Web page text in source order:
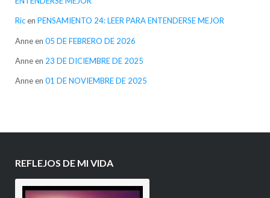
Ricen PENSAMIENTO 24: LEER PARA ENTENDERSE MEJOR
Anneen 05 DE FEBRERO DE 2026
Anneen 23 DE DICIEMBRE DE 2025
Anneen 01 DE NOVIEMBRE DE 2025
REFLEJOS DE MI VIDA